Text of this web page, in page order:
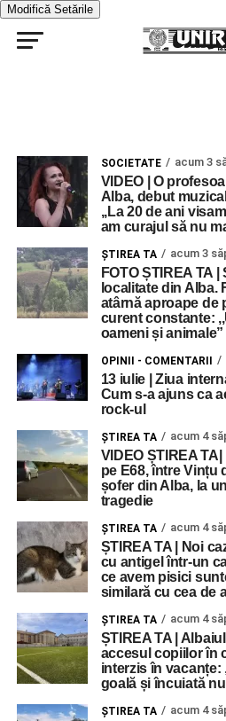
Modifică Setările
SOCIETATE acum 3
VIDEO | O
Alba, debut
,,La 20 de ani
am curajul să nu
ŞTIREA TA acum 3
FOTO ȘTIREA TA
localitate din Alba.
atârnă aproape de
curent constante:
oameni și
OPINII - COMENTARII
13 iulie | Ziua
Cum s-a ajuns ca
rock-ul
ŞTIREA TA acum 4
VIDEO ȘTIREA
pe E68, între Vințu
șofer din Alba, la
tragedie
ŞTIREA TA acum 4
ȘTIREA TA | Noi
cu antigel într-un
ce avem pisici
similară cu cea de
ŞTIREA TA acum 4
ȘTIREA TA |
accesul copiilor în
interzis în vacanțe:
goală și încuiată
ŞTIREA TA acum 4